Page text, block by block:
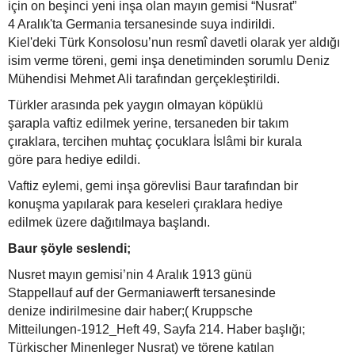
için on beşinci yeni inşa olan mayın gemisi “Nusrat”
4 Aralık'ta Germania tersanesinde suya indirildi.
Kiel'deki Türk Konsolosu’nun resmî davetli olarak yer aldığı
isim verme töreni, gemi inşa denetiminden sorumlu Deniz
Mühendisi Mehmet Ali tarafından gerçekleştirildi.
Türkler arasında pek yaygın olmayan köpüklü
şarapla vaftiz edilmek yerine, tersaneden bir takım
çıraklara, tercihen muhtaç çocuklara İslâmi bir kurala
göre para hediye edildi.
Vaftiz eylemi, gemi inşa görevlisi Baur tarafından bir
konuşma yapılarak para keseleri çıraklara hediye
edilmek üzere dağıtılmaya başlandı.
Baur şöyle seslendi;
Nusret mayın gemisi’nin 4 Aralık 1913 günü
Stappellauf auf der Germaniawerft tersanesinde
denize indirilmesine dair haber;( Kruppsche
Mitteilungen-1912_Heft 49, Sayfa 214. Haber başlığı;
Türkischer Minenleger Nusrat) ve törene katılan